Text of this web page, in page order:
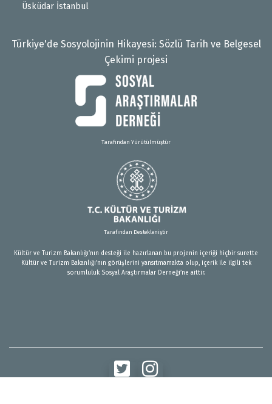
Üsküdar İstanbul
Türkiye'de Sosyolojinin Hikayesi: Sözlü Tarih ve Belgesel
Çekimi projesi
Tarafından Yürütülmüştür
Tarafından Destekleniştir
Kültür ve Turizm Bakanlığı’nın desteği ile hazırlanan bu projenin içeriği hiçbir surette
Kültür ve Turizm Bakanlığı’nın görüşlerini yansıtmamakta olup, içerik ile ilgili tek
sorumluluk Sosyal Araştırmalar Derneği’ne aittir.